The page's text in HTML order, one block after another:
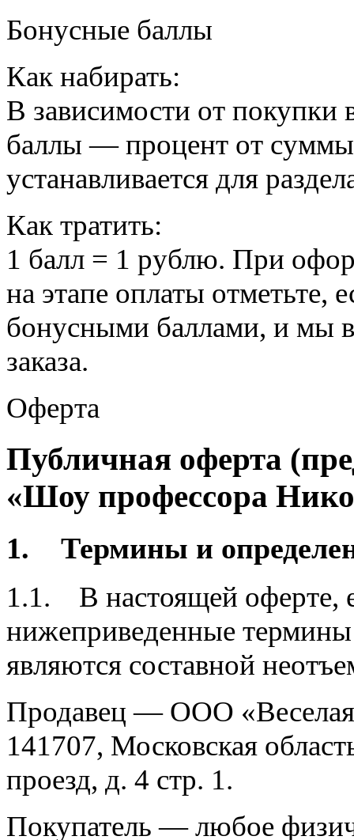
Бонусные баллы
Как набирать:
В зависимости от покупки
баллы — процент от
устанавливается для
Как тратить:
1 балл = 1 рублю. При
на этапе оплаты отметьте,
бонусными баллами, и мы
заказа.
Оферта
Публичная оферта
«Шоу профессора
1. Термины и
1.1. В настоящей оферте,
нижеприведенные
являются составной
Продавец — ООО
141707, Московская
проезд, д. 4 стр. 1.
Покупатель — любое